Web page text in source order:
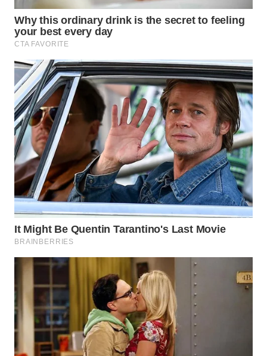
SOLO
WN
BOROBUDUR
WN
MADURA
WN
SURABAYA
WN
NATUNA
WN
BINTAN
WN
MANDALIKA
WN
LIKUPANG
WN